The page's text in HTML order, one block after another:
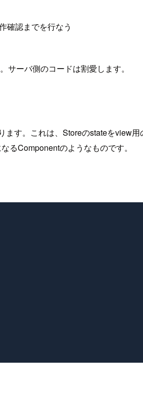
確認までを行なう
ーバ側のコードは割愛します。
す。これは、Storeのstateをview
るComponentのようなものです。